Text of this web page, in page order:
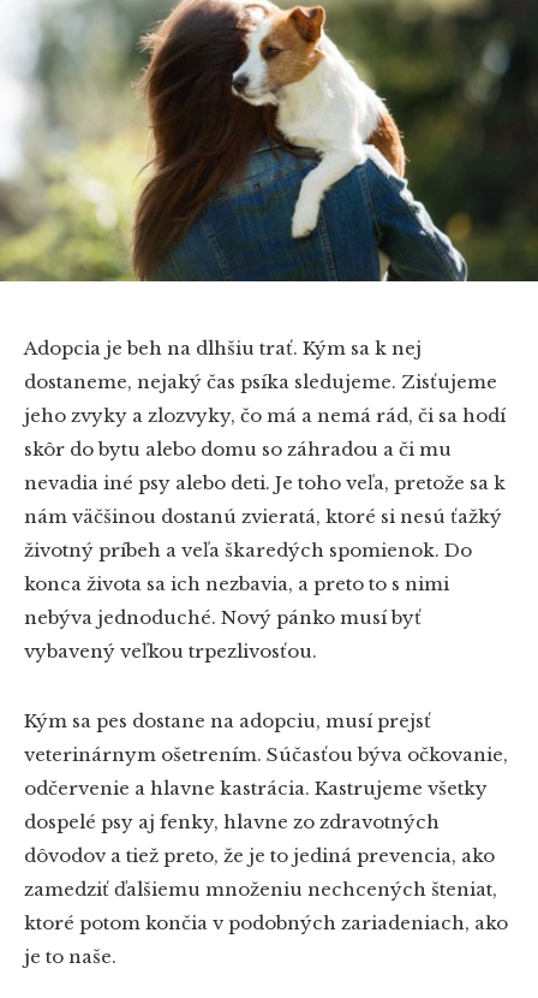
Adopcia je beh na dlhšiu trať. Kým sa k nej
dostaneme, nejaký čas psíka sledujeme. Zisťujeme
jeho zvyky a zlozvyky, čo má a nemá rád, či sa hodí
skôr do bytu alebo domu so záhradou a či mu
nevadia iné psy alebo deti. Je toho veľa, pretože sa k
nám väčšinou dostanú zvieratá, ktoré si nesú ťažký
životný príbeh a veľa škaredých spomienok. Do
konca života sa ich nezbavia, a preto to s nimi
nebýva jednoduché. Nový pánko musí byť
vybavený veľkou trpezlivosťou.
Kým sa pes dostane na adopciu, musí prejsť
veterinárnym ošetrením. Súčasťou býva očkovanie,
odčervenie a hlavne kastrácia. Kastrujeme všetky
dospelé psy aj fenky, hlavne zo zdravotných
dôvodov a tiež preto, že je to jediná prevencia, ako
zamedziť ďalšiemu množeniu nechcených šteniat,
ktoré potom končia v podobných zariadeniach, ako
je to naše.